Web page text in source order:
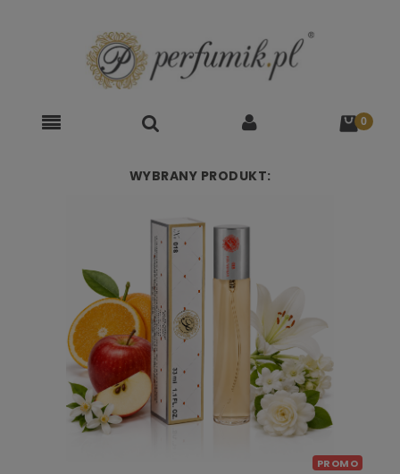
WYBRANY PRODUKT:
PROMO